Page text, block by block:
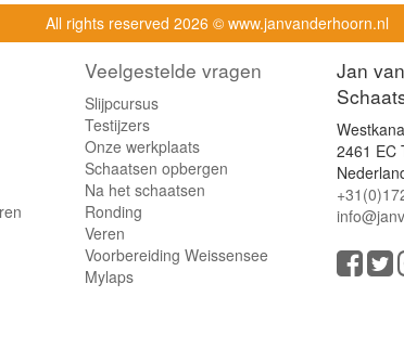
All rights reserved 2026 © www.janvanderhoorn.nl
Veelgestelde vragen
Slijpcursus
Testijzers
Onze werkplaats
Schaatsen opbergen
Na het schaatsen
Ronding
Veren
Voorbereiding Weissensee
Mylaps
Jan
2461 EC